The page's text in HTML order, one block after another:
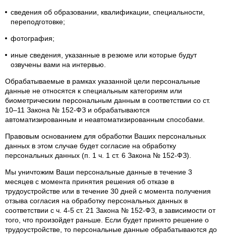
сведения об образовании, квалификации, специальности,
переподготовке;
фотография;
иные сведения, указанные в резюме или которые будут
озвучены вами на интервью.
Обрабатываемые в рамках указанной цели персональные
данные не относятся к специальным категориям или
биометрическим персональным данным в соответствии со ст.
10–11 Закона № 152-ФЗ и обрабатываются
автоматизированным и неавтоматизированным способами.
Правовым основанием для обработки Ваших персональных
данных в этом случае будет согласие на обработку
персональных данных (п. 1 ч. 1 ст. 6 Закона № 152-ФЗ).
Мы уничтожим Ваши персональные данные в течение 3
месяцев с момента принятия решения об отказе в
трудоустройстве или в течение 30 дней с момента получения
отзыва согласия на обработку персональных данных в
соответствии с ч. 4-5 ст. 21 Закона № 152-ФЗ, в зависимости от
того, что произойдет раньше. Если будет принято решение о
трудоустройстве, то персональные данные обрабатываются до